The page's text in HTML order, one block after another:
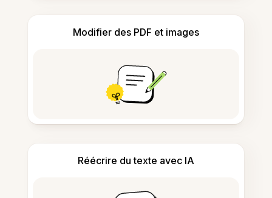
Modifier des PDF et images
Réécrire du texte avec IA